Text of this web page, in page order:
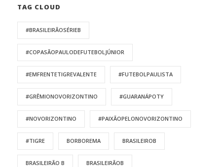
TAG CLOUD
#BRASILEIRÃOSÉRIEB
#COPASÃOPAULODEFUTEBOLJÚNIOR
#EMFRENTETIGREVALENTE #FUTEBOLPAULISTA
#GRÊMIONOVORIZONTINO #GUARANÁPOTY
#NOVORIZONTINO #PAIXÃOPELONOVORIZONTINO
#TIGRE BORBOREMA BRASILEIROB
BRASILEIRÃO B BRASILEIRÃOB